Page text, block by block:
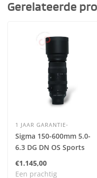
Gerelateerde
1 JAAR GARANTIE-
Sigma 150-600mm 5.0-
6.3 DG DN OS Sports
(Sony FE) nr. 2905
€1.145,00
Een prachtig